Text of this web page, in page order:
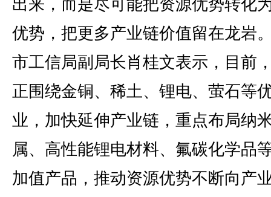
出来，而是尽可能把资源优势转化
优势，把更多产业链价值留在龙岩
市工信局副局长肖桂文表示，目前
正围绕金铜、稀土、锂电、萤石等
业，加快延伸产业链，重点布局纳
属、高性能锂电材料、氟碳化学品
加值产品，推动资源优势不断向产